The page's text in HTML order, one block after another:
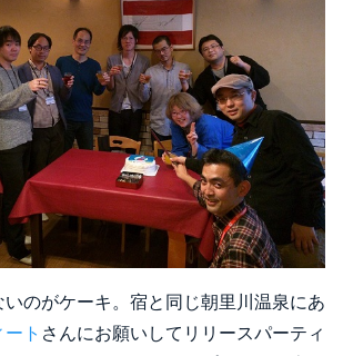
のがケーキ。宿と同じ朝里川温泉にあ
ト さんにお願いしてリリースパーティ